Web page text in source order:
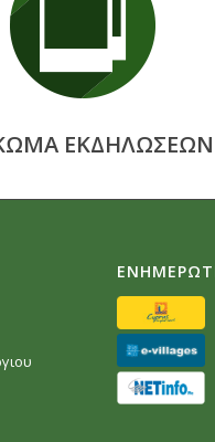
ΕΚΔΗΛΩΣΕΩΝ